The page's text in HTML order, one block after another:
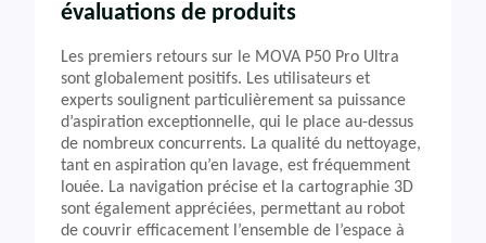
évaluations de produits
Les premiers retours sur le MOVA P50 Pro Ultra
sont globalement positifs. Les utilisateurs et
experts soulignent particulièrement sa puissance
d’aspiration exceptionnelle, qui le place au-dessus
de nombreux concurrents. La qualité du nettoyage,
tant en aspiration qu’en lavage, est fréquemment
louée. La navigation précise et la cartographie 3D
sont également appréciées, permettant au robot
de couvrir efficacement l’ensemble de l’espace à